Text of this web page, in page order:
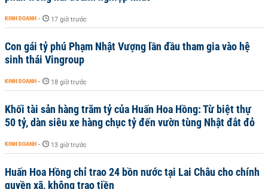
KINH DOANH - 17 giờ trước
Con gái tỷ phú Phạm Nhật Vượng lần đầu tham gia vào hệ
sinh thái Vingroup
KINH DOANH - 18 giờ trước
Khối tài sản hàng trăm tỷ của Huấn Hoa Hồng: Từ biệt thự
50 tỷ, dàn siêu xe hàng chục tỷ đến vườn tùng Nhật đắt đỏ
KINH DOANH - 13 giờ trước
Huấn Hoa Hồng chỉ trao 24 bồn nước tại Lai Châu cho chính
quyền xã, không trao tiền